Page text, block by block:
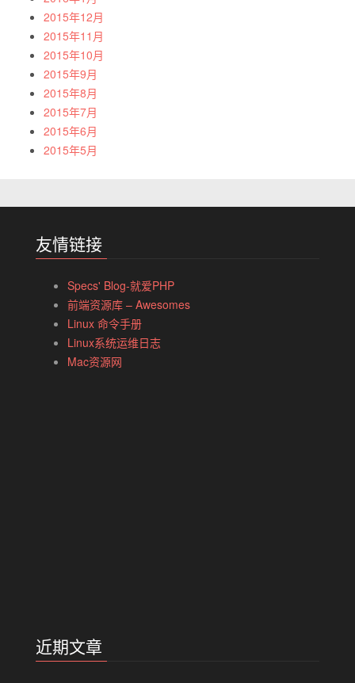
2015年12月
2015年11月
2015年10月
2015年9月
2015年8月
2015年7月
2015年6月
2015年5月
友情链接
Specs' Blog-就爱PHP
前端资源库 – Awesomes
Linux 命令手册
Linux系统运维日志
Mac资源网
近期文章